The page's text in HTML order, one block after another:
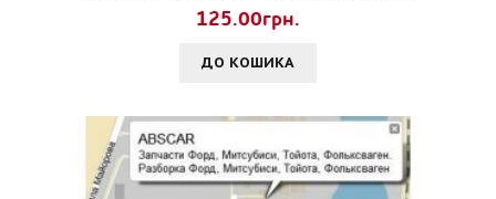
125.00грн.
ДО КОШИКА